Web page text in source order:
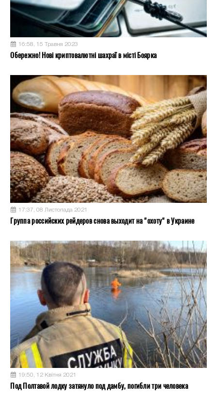
16:58, 15 Травня 2023
Обережно! Нові криптовалютні шахраї в місті Боярка
17:37, 08 Листопада 2021
Группа российских рейдеров снова выходит на "охоту" в Украине
19:50, 12 Квітня 2021
Под Полтавой лодку затянуло под дамбу, погибли три человека